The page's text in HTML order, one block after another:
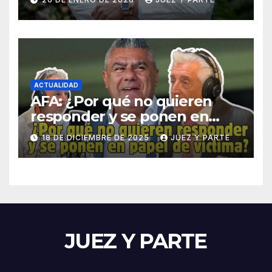
niveles superiores de la
maniobra
ACTUALIDAD
AFA: ¿Por qué no quieren
responder y se ponen en
papel de víctima? Asi
cuestiona Daniel Vítolo
18 DE DICIEMBRE DE 2025 JUEZ Y PARTE
JUEZ Y PARTE